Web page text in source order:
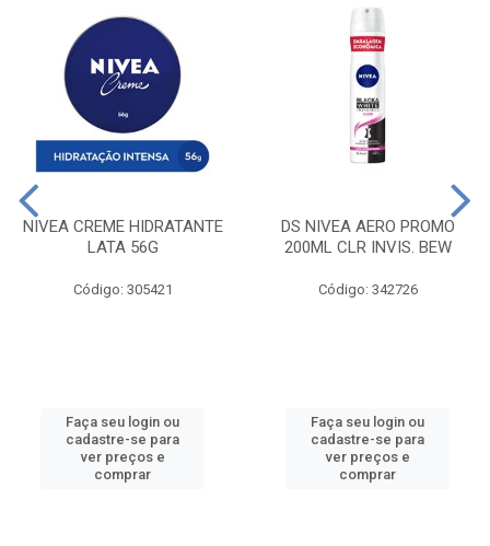
NIVEA CREME HIDRATANTE
LATA 56G
Código: 305421
Faça seu login ou
cadastre-se para
ver preços e
comprar
DS NIVEA AERO PROMO
200ML CLR INVIS. BEW
Código: 342726
Faça seu login ou
cadastre-se para
ver preços e
comprar